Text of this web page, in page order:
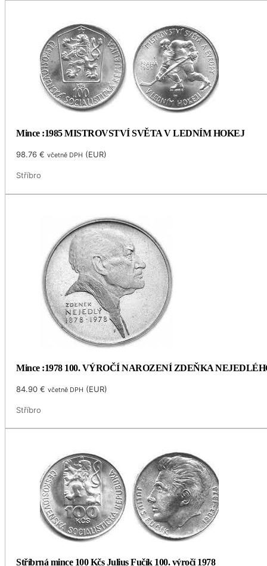
Mince :1985 MISTROVSTVÍ SVĚTA V LEDNÍM HOKEJ
98.76€ včetně DPH (EUR)
Stříbro
Mince :1978 100. VÝROČÍ NAROZENÍ ZDEŇKA
84.90€ včetně DPH (EUR)
Stříbro
Stříbrná mince 100 Kčs Julius Fučík 100. výročí 1978